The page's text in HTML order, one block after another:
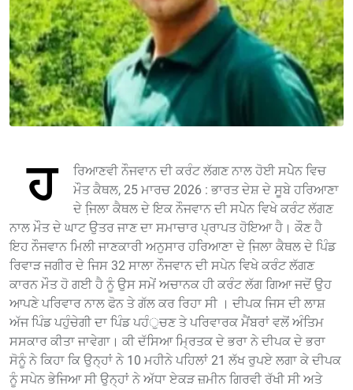
ਹ
ਰਿਆਣਵੀ ਨੌਜਵਾਨ ਦੀ ਕਰੰਟ ਲੱਗਣ ਨਾਲ ਹੋਈ ਸਪੇੇਨ ਵਿਚ
ਮੌਤ ਕੈਥਲ, 25 ਮਾਰਚ 2026 : ਭਾਰਤ ਦੇਸ਼ ਦੇ ਸੂਬੇ ਹਰਿਆਣਾ
ਦੇ ਜਿ਼ਲਾ ਕੈਥਲ ਦੇ ਇਕ ਨੌਜਵਾਨ ਦੀ ਸਪੇੇਨ ਵਿਖੇ ਕਰੰਟ ਲੱਗਣ
ਨਾਲ ਮੌਤ ਦੇ ਘਾਟ ਉਤਰ ਜਾਣ ਦਾ ਸਮਾਚਾਰ ਪ੍ਰਾਪਤ ਹੋਇਆ ਹੈ। ਕੌਣ ਹੈ
ਇਹ ਨੌਜਵਾਨ ਮਿਲੀ ਜਾਣਕਾਰੀ ਅਨੁਸਾਰ ਹਰਿਆਣਾ ਦੇ ਜਿ਼ਲਾ ਕੈਥਲ ਦੇ ਪਿੰਡ
ਰਿਵਾੜ ਜਗੀਰ ਦੇ ਜਿਸ 32 ਸਾਲਾ ਨੌਜਵਾਨ ਦੀ ਸਪੇਨ ਵਿਖੇ ਕਰੰਟ ਲੱਗਣ
ਕਾਰਨ ਮੌਤ ਹੋ ਗਈ ਹੈ ਨੂੰ ਉਸ ਸਮੇਂ ਅਚਾਨਕ ਹੀ ਕਰੰਟ ਲੱਗ ਗਿਆ ਜਦੋਂ ਉਹ
ਆਪਣੇ ਪਰਿਵਾਰ ਨਾਲ ਫੋਨ ਤੇ ਗੱਲ ਕਰ ਰਿਹਾ ਸੀ । ਦੀਪਕ ਜਿਸ ਦੀ ਲਾਸ਼
ਅੱਜ ਪਿੰਡ ਪਹੁੰਚੇਗੀ ਦਾ ਪਿੰਡ ਪਹੰੁਚਣ ਤੇ ਪਰਿਵਾਰਕ ਮੈਂਬਰਾਂ ਵਲੋਂ ਅੰਤਿਮ
ਸਸਕਾਰ ਕੀਤਾ ਜਾਵੇਗਾ। ਕੀ ਦੱਸਿਆ ਮ੍ਰਿਤਕ ਦੇ ਭਰਾ ਨੇ ਦੀਪਕ ਦੇ ਭਰਾ
ਸੋਨੂੰ ਨੇ ਕਿਹਾ ਕਿ ਉਨ੍ਹਾਂ ਨੇ 10 ਮਹੀਨੇ ਪਹਿਲਾਂ 21 ਲੱਖ ਰੁਪਏ ਲਗਾ ਕੇ ਦੀਪਕ
ਨੂੰ ਸਪੇਨ ਭੇਜਿਆ ਸੀ ਉਨ੍ਹਾਂ ਨੇ ਅੱਧਾ ਏਕੜ ਜ਼ਮੀਨ ਗਿਰਵੀ ਰੱਖੀ ਸੀ ਅਤੇ